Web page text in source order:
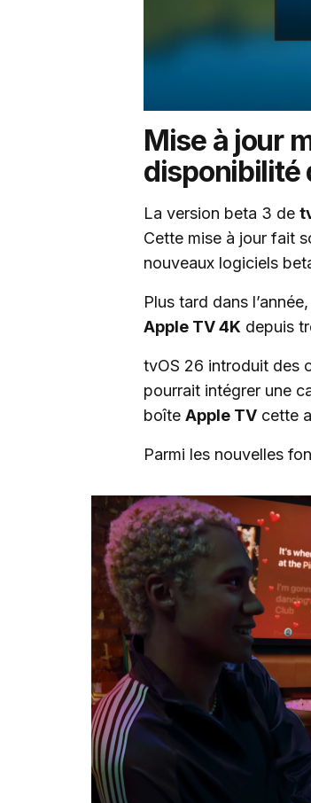
Mise à jour
disponibilité
La version beta 3 de
Cette mise à jour fait
nouveaux logiciels
Plus tard dans l’année,
Apple TV 4K depuis
tvOS 26 introduit des
pourrait intégrer une
boîte Apple TV cette
Parmi les nouvelles